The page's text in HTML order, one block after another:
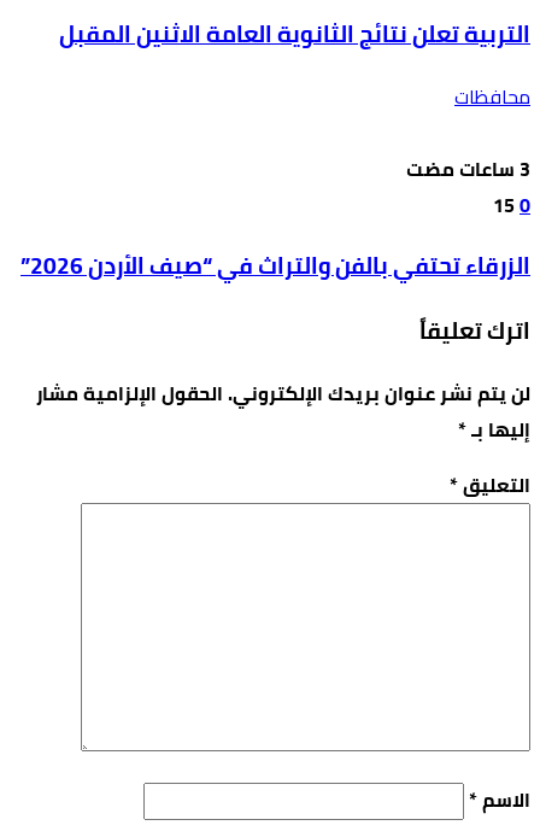
التربية تعلن نتائج الثانوية العامة الاثنين المقبل
محافظات
0
15
الزرقاء تحتفي بالفن والتراث في “صيف الأردن 2026”
اترك تعليقاً
لن يتم نشر عنوان بريدك الإلكتروني.الحقول الإلزامية مشار
إليها بـ*
التعليق*
الاسم*